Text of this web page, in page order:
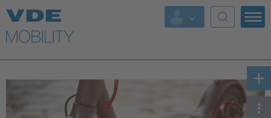
Top Themen
Fokusthemen
Energy